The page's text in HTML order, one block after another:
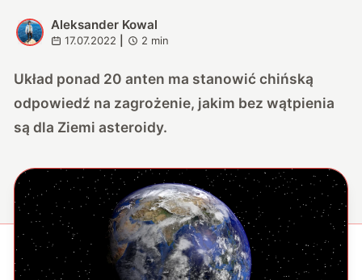
A
Aleksander Kowal
17.07.2022 2 min
Układ ponad 20 anten ma stanowić chińską
odpowiedź na zagrożenie, jakim bez wątpienia
są dla Ziemi asteroidy.